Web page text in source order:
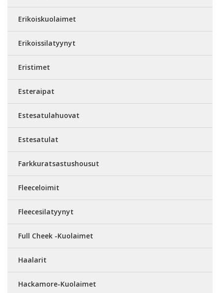
Erikoiskuolaimet
Erikoissilatyynyt
Eristimet
Esteraipat
Estesatulahuovat
Estesatulat
Farkkuratsastushousut
Fleeceloimit
Fleecesilatyynyt
Full Cheek -Kuolaimet
Haalarit
Hackamore-Kuolaimet